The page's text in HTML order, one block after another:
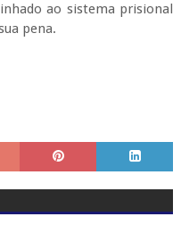
ao sistema prisional
pena.